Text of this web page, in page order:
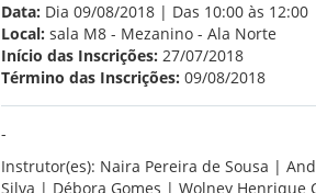
Data: Dia 09/08/2018 | Das 10:00 às 12:00
Local: sala M8 - Mezanino - Ala Norte
Início das Inscrições: 27/07/2018
Término das Inscrições: 09/08/2018
-
Instrutor(es): Naira Pereira de Sousa |
Silva | Débora Gomes | Wolney Henrique